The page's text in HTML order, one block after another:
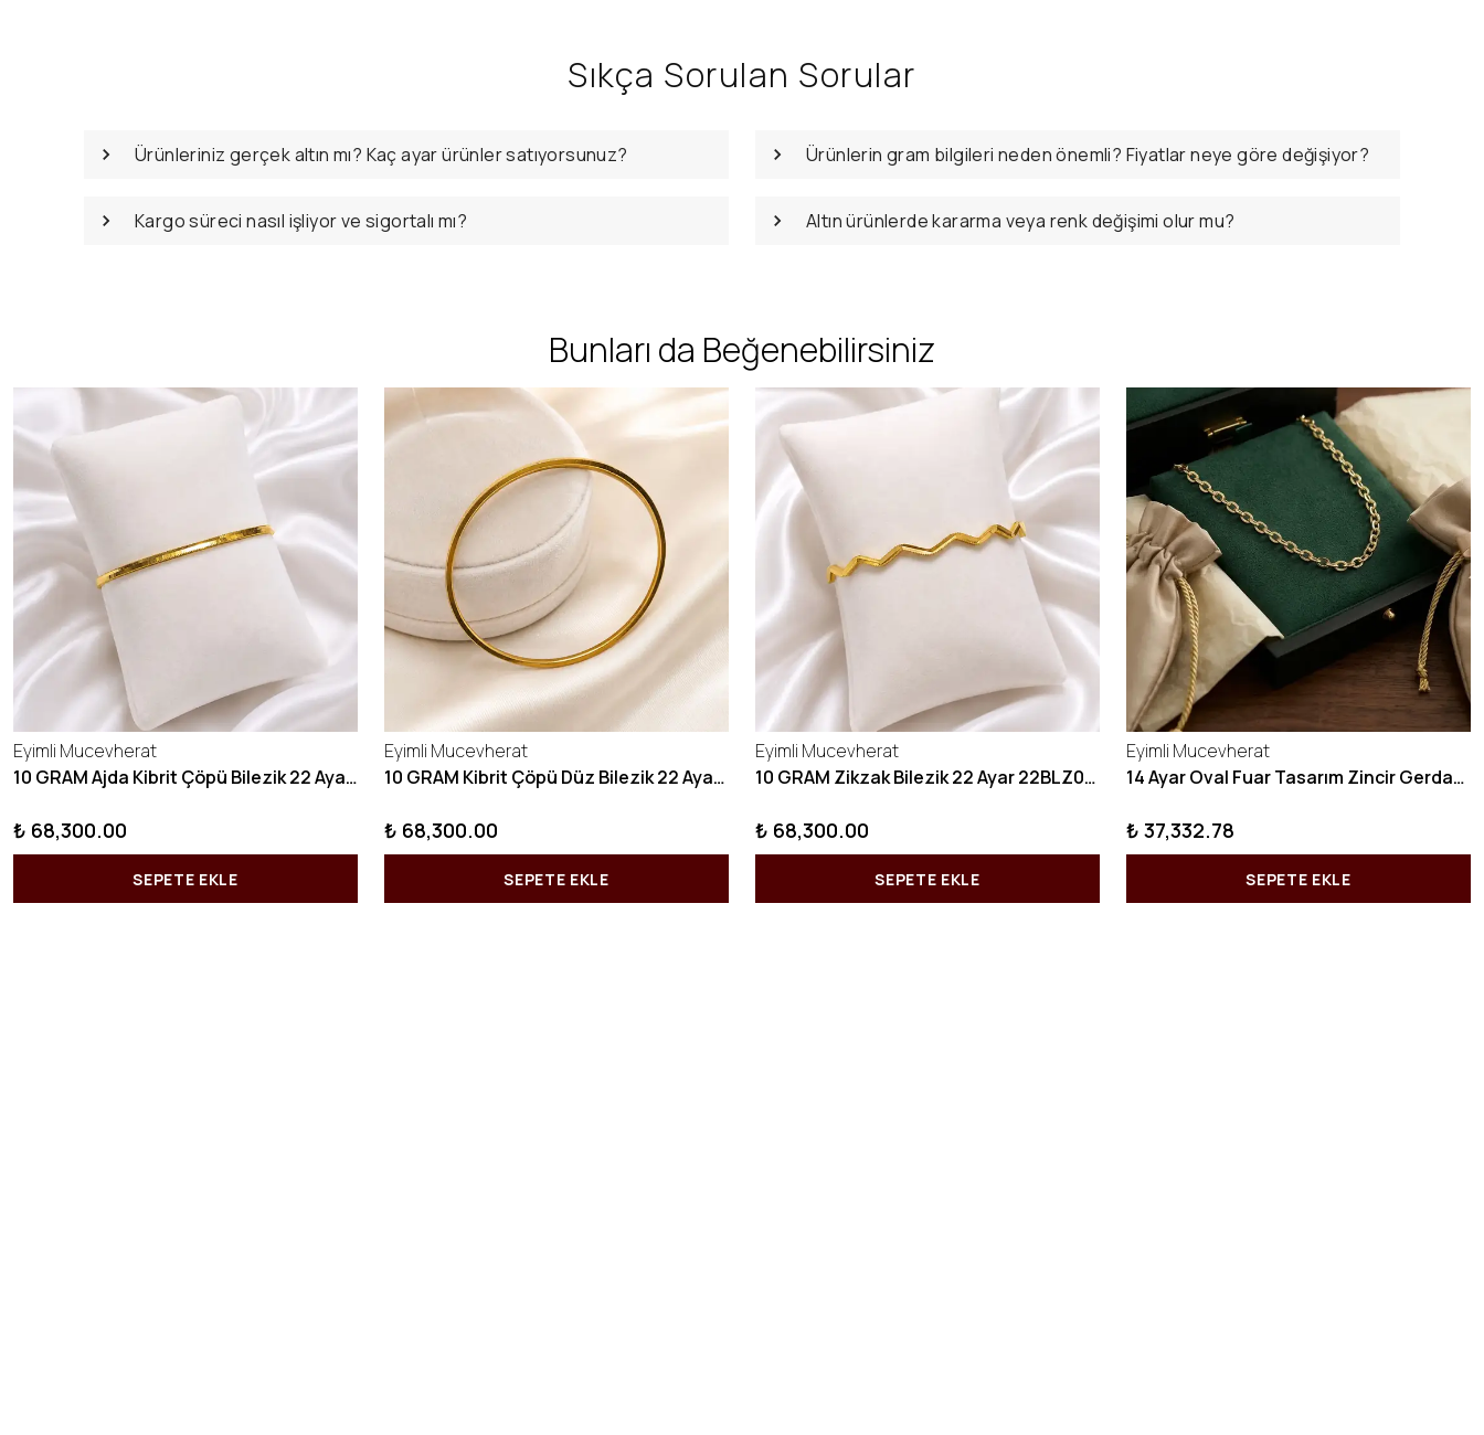
Sıkça Sorulan Sorular
Ürünleriniz gerçek altın mı? Kaç ayar ürünler satıyorsunuz? Ürünlerin gram bilgileri neden önemli? Fiyatlar neye göre değişiyor?
Kargo süreci nasıl işliyor ve sigortalı mı? Altın ürünlerde kararma veya renk değişimi olur mu?
Bunları da Beğenebilirsiniz
Eyimli Mucevherat
10 GRAM Ajda Kibrit Çöpü Bilezik 22 Ayar 22BLZ003
₺ 68,300.00
SEPETE EKLE
Eyimli Mucevherat
10 GRAM Kibrit Çöpü Düz Bilezik 22 Ayar 22BLZ001
₺ 68,300.00
SEPETE EKLE
Eyimli Mucevherat
10 GRAM Zikzak Bilezik 22 Ayar 22BLZ004
₺ 68,300.00
SEPETE EKLE
Eyimli Mucevherat
14 Ayar Oval Fuar Tasarım Zincir Gerdanlık KY1071
₺ 37,332.78
SEPETE EKLE